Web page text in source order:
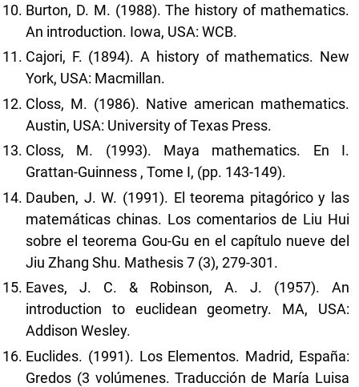
Burton, D. M. (1988). The history of mathematics.
An introduction. Iowa, USA: WCB.
Cajori, F. (1894). A history of mathematics. New
York, USA: Macmillan.
Closs, M. (1986). Native american mathematics.
Austin, USA: University of Texas Press.
Closs, M. (1993). Maya mathematics. En I.
Grattan-Guinness , Tome I, (pp. 143-149).
Dauben, J. W. (1991). El teorema pitagórico y las
matemáticas chinas. Los comentarios de Liu Hui
sobre el teorema Gou-Gu en el capítulo nueve del
Jiu Zhang Shu. Mathesis 7 (3), 279-301.
Eaves, J. C. & Robinson, A. J. (1957). An
introduction to euclidean geometry. MA, USA:
Addison Wesley.
Euclides. (1991). Los Elementos. Madrid, España:
Gredos (3 volúmenes. Traducción de María Luisa